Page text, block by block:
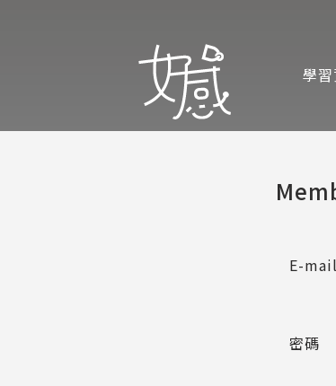
學
E-
密碼